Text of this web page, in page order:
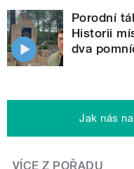
Porodní
Historii
dva
Jak nás
VÍCE Z POŘADU